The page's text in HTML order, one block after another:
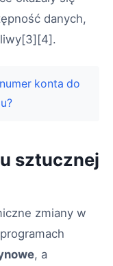
danych,
konta do
sztucznej
zmiany w
, a